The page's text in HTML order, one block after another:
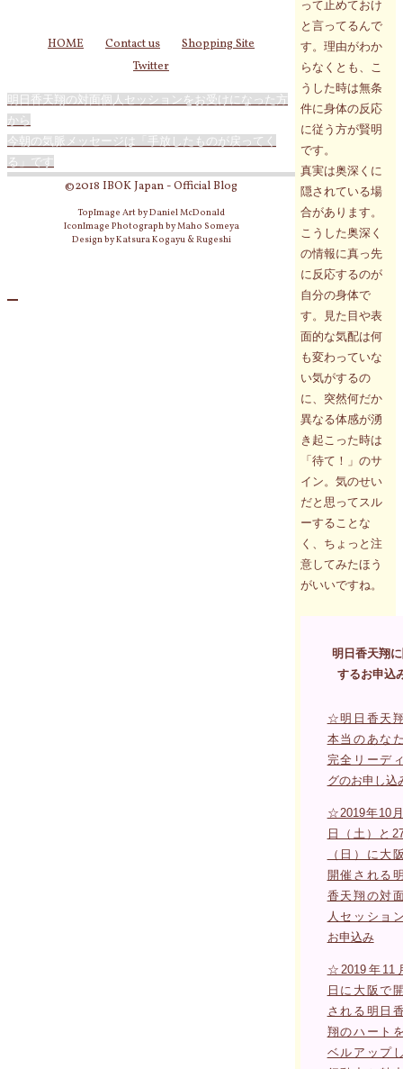
って止めておけ
と言ってるんで
す。理由がわか
らなくとも、こ
うした時は無条
件に身体の反応
に従う方が賢明
です。
真実は奥深くに
隠されている場
合があります。
こうした奥深く
の情報に真っ先
に反応するのが
自分の身体で
す。見た目や表
面的な気配は何
も変わっていな
い気がするの
に、突然何だか
異なる体感が湧
き起こった時は
「待て！」のサ
イン。気のせい
だと思ってスル
ーすることな
く、ちょっと注
意してみたほう
がいいですね。
明日香天翔
するお申込
☆明日香天
本当のあな
完全リーデ
グのお申し込
☆2019年10
日（土）と
（日）に大
開催される
香天翔の対
人セッショ
お申込み
☆2019年11
日に大阪で
される明日
翔のハート
ベルアップ
HOME Contact us
Shopping Site
Twitter
明日香天翔の対面個人セッションをお受けになった方
から
今朝の気脈メッセージは「手放したものが戻ってく
る」です
©2018 IBOK Japan - Official Blog
TopImage Art by Daniel McDonald
IconImage Photograph by Maho Someya
Design by Katsura Kogayu & Rugeshi